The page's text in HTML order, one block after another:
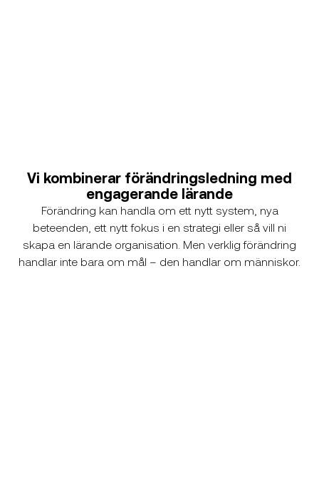
Vi kombinerar förändringsledning med
engagerande lärande
Förändring kan handla om ett nytt system, nya
beteenden, ett nytt fokus i en strategi eller så vill ni
skapa en lärande organisation. Men verklig förändring
handlar inte bara om mål – den handlar om människor.